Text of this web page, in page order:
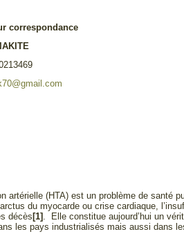
correspondance
artérielle (HTA) est un problème de santé
du myocarde ou crise cardiaque,
décès[1] . Elle constitue aujourd’hui un
les pays industrialisés mais aussi dans